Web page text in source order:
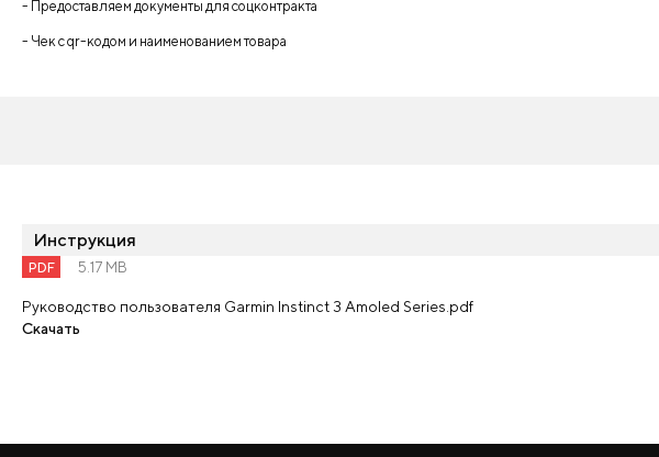
- Предоставляем документы для соцконтракта
- Чек с qr-кодом и наименованием товара
Инструкция
PDF 5.17 MB
Руководство пользователя Garmin Instinct 3 Amoled Series.pdf
Скачать